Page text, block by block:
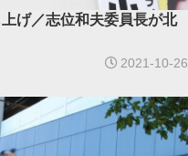
げ／志位和夫委員長が北
2021-10-26